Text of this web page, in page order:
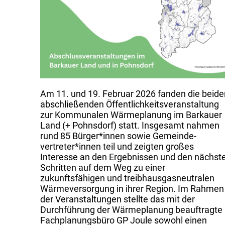
Am 11. und 19. Februar 2026 fanden die
abschließenden Öffentlichkeits­veranstaltung
zur Kommunalen Wärmeplanung im Barkauer
Land (+ Pohnsdorf) statt. Insgesamt nahmen
rund 85 Bürger*innen sowie Gemeinde­
vertreter*innen teil und zeigten großes
Interesse an den Ergebnissen und den
Schritten auf dem Weg zu einer
zukunftsfähigen und treibhausgas­neutralen
Wärme­versorgung in ihrer Region. Im Rahmen
der Veranstaltungen stellte das mit der
Durchführung der Wärmeplanung beauftragte
Fachplanungs­büro GP Joule sowohl einen